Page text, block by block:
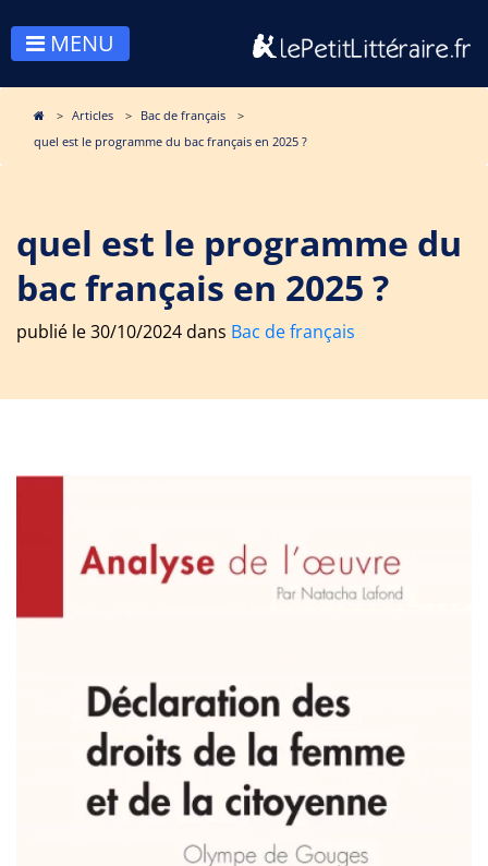
MENU
Articles
Bac de français
quel est le programme du bac français en 2025 ?
quel est le programme du
bac français en 2025 ?
publié le 30/10/2024 dans Bac de français